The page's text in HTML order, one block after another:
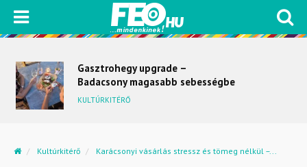
Gasztrohegy upgrade –
Badacsony magasabb sebességbe
kapcsol
KULTÚRKITÉRŐ
Kultúrkitérő Karácsonyi vásárlás stressz és tömeg nélkül –...